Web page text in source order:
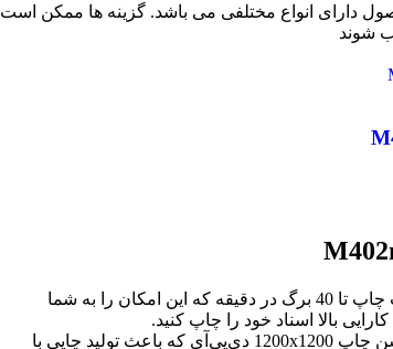
دارای انواع مختلفی می باشد. گزینه ها ممکن است
شوند
سرعت چاپ بالا: قابلیت چاپ تا 40 برگ در دقیقه که این امکان را به شما
بالا اسناد خود را چاپ کنید.
کیفیت چاپ بالا: رزولوشن چاپ 1200x1200 دی‌پی‌آی که باعث تولید چاپی با